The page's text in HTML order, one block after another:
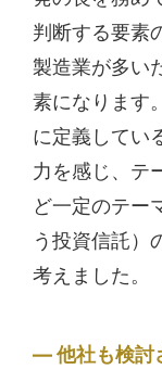
判断する要素
製造業が多い
素になります
に定義してい
力を感じ、テ
ど一定のテー
う投資信託）
考えました。
他社も検討